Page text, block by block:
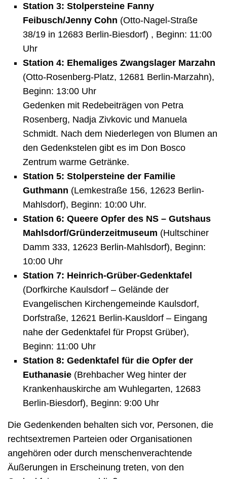
Station 3: Stolpersteine Fanny
Feibusch/Jenny Cohn (Otto-Nagel-Straße
38/19 in 12683 Berlin-Biesdorf) , Beginn: 11:00
Uhr
Station 4: Ehemaliges Zwangslager Marzahn
(Otto-Rosenberg-Platz, 12681 Berlin-Marzahn),
Beginn: 13:00 Uhr
Gedenken mit Redebeiträgen von Petra
Rosenberg, Nadja Zivkovic und Manuela
Schmidt. Nach dem Niederlegen von Blumen an
den Gedenkstelen gibt es im Don Bosco
Zentrum warme Getränke.
Station 5: Stolpersteine der Familie
Guthmann (Lemkestraße 156, 12623 Berlin-
Mahlsdorf), Beginn: 10:00 Uhr.
Station 6: Queere Opfer des NS – Gutshaus
Mahlsdorf/Gründerzeitmuseum (Hultschiner
Damm 333, 12623 Berlin-Mahlsdorf), Beginn:
10:00 Uhr
Station 7: Heinrich-Grüber-Gedenktafel
(Dorfkirche Kaulsdorf – Gelände der
Evangelischen Kirchengemeinde Kaulsdorf,
Dorfstraße, 12621 Berlin-Kausldorf – Eingang
nahe der Gedenktafel für Propst Grüber),
Beginn: 11:00 Uhr
Station 8: Gedenktafel für die Opfer der
Euthanasie (Brehbacher Weg hinter der
Krankenhauskirche am Wuhlegarten, 12683
Berlin-Biesdorf), Beginn: 9:00 Uhr
Die Gedenkenden behalten sich vor, Personen, die
rechtsextremen Parteien oder Organisationen
angehören oder durch menschenverachtende
Äußerungen in Erscheinung treten, von den